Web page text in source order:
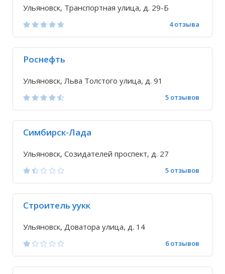
Ульяновск, Транспортная улица, д. 29-Б
4 отзыва
Роснефть
Ульяновск, Льва Толстого улица, д. 91
5 отзывов
Симбирск-Лада
Ульяновск, Созидателей проспект, д. 27
5 отзывов
Строитель уукк
Ульяновск, Доватора улица, д. 14
6 отзывов